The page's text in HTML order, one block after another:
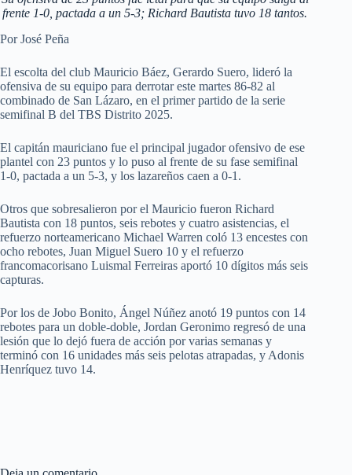
frente 1-0, pactada a un 5-3; Richard Bautista tuvo 18 tantos.
Por José Peña
El escolta del club Mauricio Báez, Gerardo Suero, lideró la
ofensiva de su equipo para derrotar este martes 86-82 al
combinado de San Lázaro, en el primer partido de la serie
semifinal B del TBS Distrito 2025.
El capitán mauriciano fue el principal jugador ofensivo de ese
plantel con 23 puntos y lo puso al frente de su fase semifinal
1-0, pactada a un 5-3, y los lazareños caen a 0-1.
Otros que sobresalieron por el Mauricio fueron Richard
Bautista con 18 puntos, seis rebotes y cuatro asistencias, el
refuerzo norteamericano Michael Warren coló 13 encestes con
ocho rebotes, Juan Miguel Suero 10 y el refuerzo
francomacorisano Luismal Ferreiras aportó 10 dígitos más seis
capturas.
Por los de Jobo Bonito, Ángel Núñez anotó 19 puntos con 14
rebotes para un doble-doble, Jordan Geronimo regresó de una
lesión que lo dejó fuera de acción por varias semanas y
terminó con 16 unidades más seis pelotas atrapadas, y Adonis
Henríquez tuvo 14.